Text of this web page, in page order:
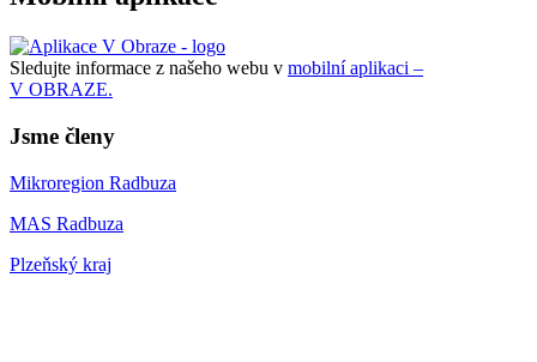
Sledujte informace z našeho webu v mobilní aplikaci –
V OBRAZE.
Jsme členy
Mikroregion Radbuza
MAS Radbuza
Plzeňský kraj